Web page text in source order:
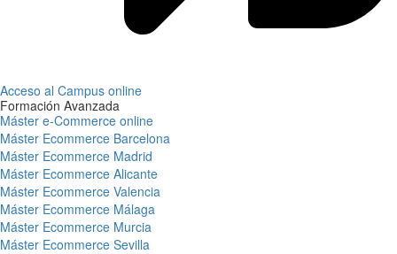
Acceso al Campus online
Formación Avanzada
Máster e-Commerce online
Máster Ecommerce Barcelona
Máster Ecommerce Madrid
Máster Ecommerce Alicante
Máster Ecommerce Valencia
Máster Ecommerce Málaga
Máster Ecommerce Murcia
Máster Ecommerce Sevilla